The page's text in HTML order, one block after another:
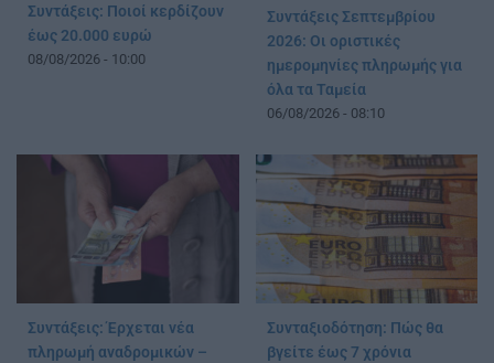
Συντάξεις: Ποιοί κερδίζουν
έως 20.000 ευρώ
08/08/2026 - 10:00
Συντάξεις Σεπτεμβρίου
2026: Οι οριστικές
ημερομηνίες πληρωμής για
όλα τα Ταμεία
06/08/2026 - 08:10
Συντάξεις: Έρχεται νέα
πληρωμή αναδρομικών –
Συνταξιοδότηση: Πώς θα
βγείτε έως 7 χρόνια